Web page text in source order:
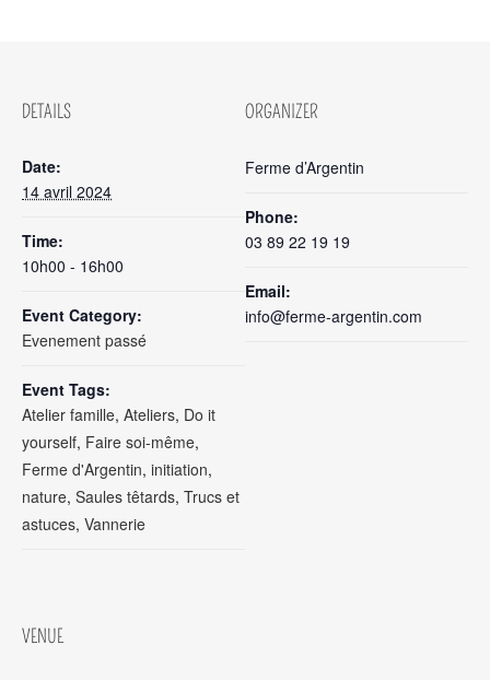
DETAILS
Date:
14 avril 2024
Time:
10h00 - 16h00
Event Category:
Evenement passé
Event Tags:
Atelier famille, Ateliers, Do it
yourself, Faire soi-même,
Ferme d'Argentin, initiation,
nature, Saules têtards, Trucs et
astuces, Vannerie
VENUE
ORGANIZER
Ferme d’Argentin
Phone:
03 89 22 19 19
Email:
info@ferme-argentin.com